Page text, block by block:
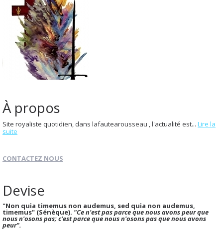
À propos
Site royaliste quotidien, dans lafautearousseau , l'actualité est... Lire la
suite
CONTACTEZ NOUS
Devise
"Non quia timemus non audemus, sed quia non audemus,
timemus" (Sénèque). "Ce n'est pas parce que nous avons peur que
nous n'osons pas; c'est parce que nous n'osons pas que nous avons
peur".